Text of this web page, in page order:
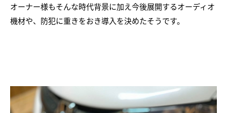
オーナー様もそんな時代背景に加え今後展開するオーディオ
機材や、防犯に重きをおき導入を決めたそうです。